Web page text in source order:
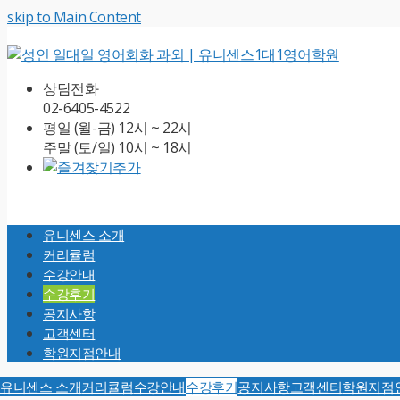
skip to Main Content
상담전화
02-6405-4522
평일 (월-금) 12시 ~ 22시
주말 (토/일) 10시 ~ 18시
Menu유니센스 소개
커리큘럼
수강안내
수강후기
공지사항
고객센터
학원지점안내
유니센스 소개커리큘럼수강안내수강후기공지사항고객센터학원지점